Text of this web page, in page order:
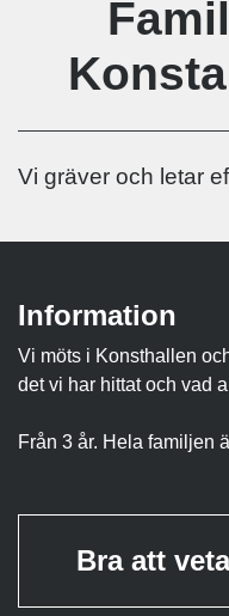
Vi gräver och letar
Information
Vi möts i Konsthallen
det vi har hittat och vad
Från 3 år. Hela familjen
Bra att veta